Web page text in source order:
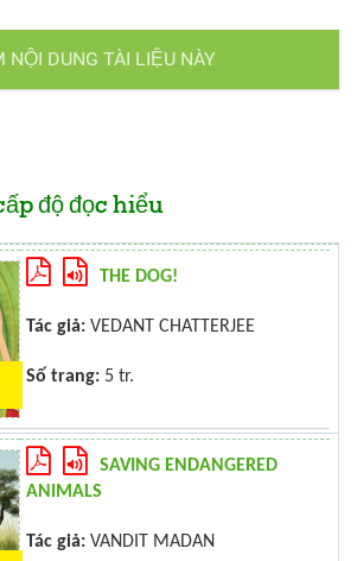
NỘI DUNG TÀI LIỆU NÀY
độ đọc hiểu
THE DOG!
Tác giả: VEDANT CHATTERJEE
Số trang: 5 tr.
SAVING ENDANGERED
ANIMALS
Tác giả: VANDIT MADAN